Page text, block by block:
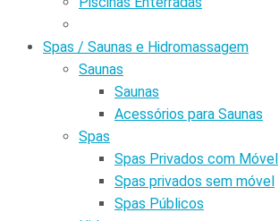
Spas / Saunas e Hidromassagem
Saunas
Saunas
Acessórios para Saunas
Spas
Spas Privados com Móvel
Spas privados sem móvel
Spas Públicos